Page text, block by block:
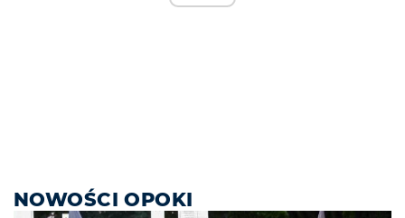
NOWOŚCI OPOKI